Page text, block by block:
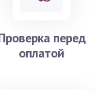
перед
оплатой